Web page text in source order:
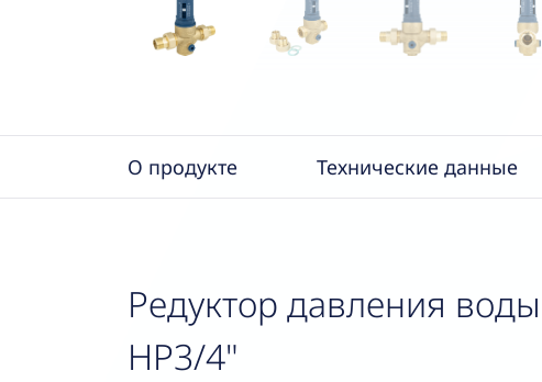
О продукте Технические данные
Редуктор давления
НР3/4"